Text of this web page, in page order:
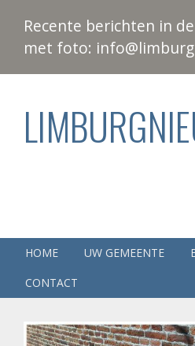
Recente berichten in
met foto:
HOME UW GEMEENTE
CONTACT